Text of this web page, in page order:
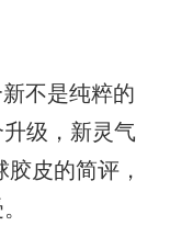
不是纯粹的
级，新灵气
皮的简评，